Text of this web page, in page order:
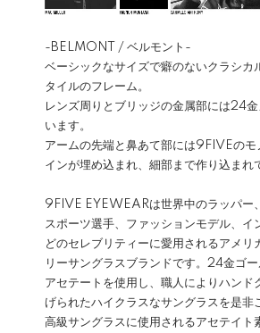
-BELMONT / ベルモント-
ベーシックなサイズで癖のないクラシカ
タイルのフレーム。
レンズ周りとブリッジの金属部には24
います。
アームの先端と鼻あて部には9FIVEのモ
インが埋め込まれ、細部まで作り込まれ
9FIVE EYEWEARは世界中のラッパー
スポーツ選手、ファッションモデル、イ
どのセレブリティーに愛用されるアメリ
リーサングラスブランドです。24金ゴ
アセテートを使用し、職人によりハンド
げられたハイクラスなサングラスを是非
高級サングラスに使用されるアセテイト